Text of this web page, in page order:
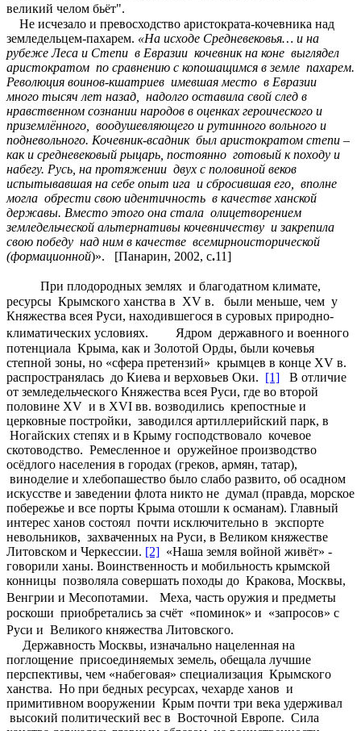
великий челом бьёт".
Не исчезало и превосходство аристократа-кочевника над
земледельцем-пахарем. «На исходе Средневековья… и на
рубеже Леса и Степи в Евразии кочевник на коне выглядел
аристократом по сравнению с копошащимся в земле пахарем.
Революция воинов-кшатриев имевшая место в Евразии
много тысяч лет назад,
надолго оставила свой след в
нравственном сознании народов в оценках героического и
приземлённого,
воодушевляющего и рутинного вольного и
подневольного. Кочевник-всадник был аристократом степи –
как и средневековый рыцарь, постоянно готовый к походу и
набегу. Русь, на протяжении двух с половиной веков
испытывавшая на себе опыт ига и сбросившая его,
вполне
могла обрести свою идентичность в качестве ханской
державы. Вместо этого она стала олицетворением
земледельческой альтернативы кочевничеству и закрепила
свою победу над ним в качестве всемирноисторической
(формационной)». [Панарин, 2002, с.11]
При плодородных землях и благодатном климате,
ресурсы Крымского ханства в XV в. были меньше, чем у
Княжества всея Руси, находившегося в суровых природно-
климатических условиях. Ядром державного и военного
потенциала Крыма, как и Золотой Орды, были кочевья
степной зоны, но «сфера претензий» крымцев в конце XV в.
распространялась до Киева и верховьев Оки. [1]
В отличие
от земледельческого Княжества всея Руси, где во второй
половине XV и в XVI вв. возводились крепостные и
церковные постройки, заводился артиллерийский парк, в
Ногайских степях и в Крыму господствовало кочевое
скотоводство. Ремесленное и оружейное производство
осёдлого населения в городах (греков, армян, татар),
виноделие и хлебопашество было слабо развито, об осадном
искусстве и заведении флота никто не думал (правда, морское
побережье и все порты Крыма отошли к османам). Главный
интерес ханов состоял почти исключительно в экспорте
невольников, захваченных на Руси, в Великом княжестве
Литовском и Черкессии. [2] «Наша земля войной живёт» -
говорили ханы. Воинственность и мобильность крымской
конницы позволяла совершать походы до Кракова, Москвы,
Венгрии и Месопотамии. Меха, часть оружия и предметы
роскоши приобретались за счёт «поминок» и «запросов» с
Руси и Великого княжества Литовского.
Державность Москвы, изначально нацеленная на
поглощение присоединяемых земель, обещала лучшие
перспективы, чем «набеговая» специализация Крымского
ханства. Но при бедных ресурсах, чехарде ханов и
примитивном вооружении Крым почти три века удерживал
высокий политический вес в Восточной Европе. Сила